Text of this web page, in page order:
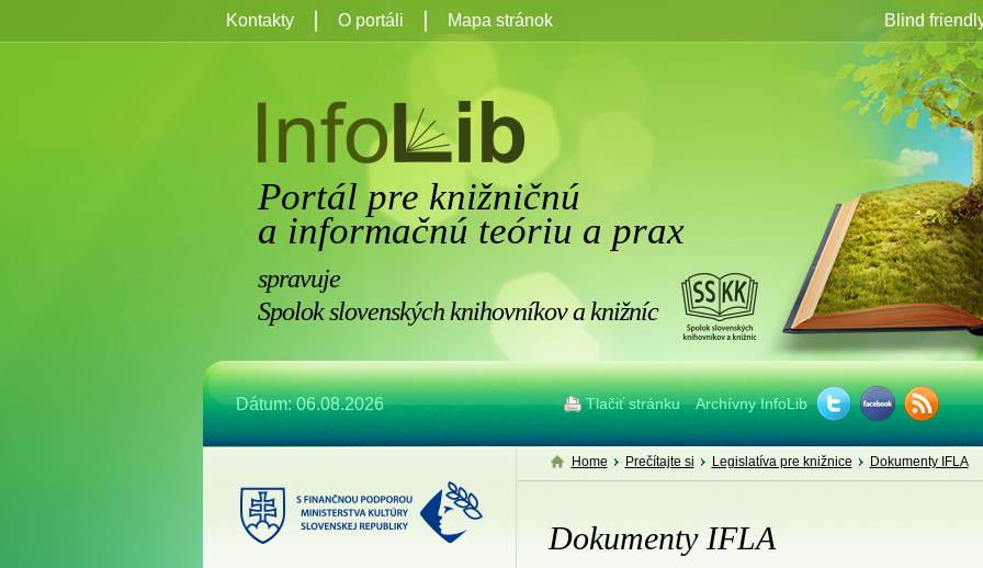
Portál pre knižničnú
a informačnú teóriu a prax
spravuje
Spolok slovenských knihovníkov a knižníc
Dátum: 06.08.2026 Tlačiť stránku Archívny InfoLib
Kontakty O portáli Mapa stránok Blind
Home Prečítajte si Legislatíva pre knižnice Dokumenty IFLA
Dokumenty IFLA